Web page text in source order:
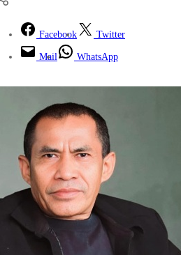
Facebook Twitter
Mail WhatsApp